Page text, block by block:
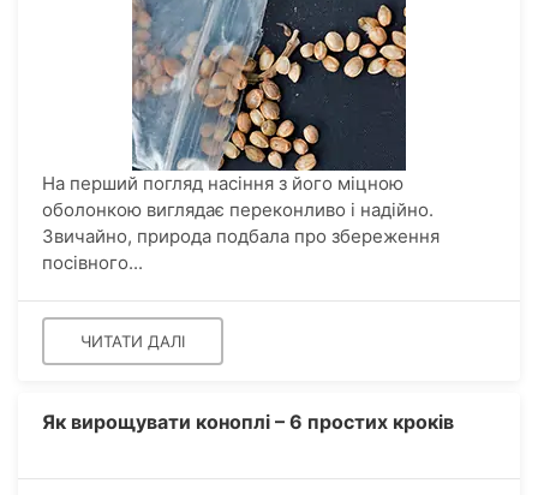
На перший погляд насіння з його міцною
оболонкою виглядає переконливо і надійно.
Звичайно, природа подбала про збереження
посівного...
ЧИТАТИ ДАЛІ
Як вирощувати коноплі – 6 простих кроків